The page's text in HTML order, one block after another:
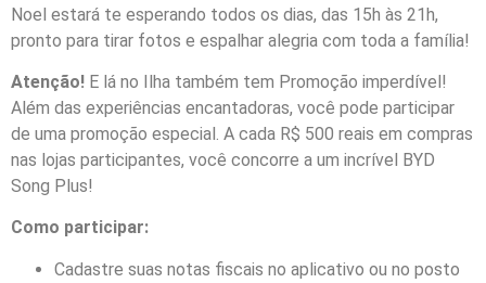
Noel estará te esperando todos os dias, das 15h às 21h,
pronto para tirar fotos e espalhar alegria com toda a família!
Atenção! E lá no Ilha também tem Promoção imperdível!
Além das experiências encantadoras, você pode participar
de uma promoção especial. A cada R$ 500 reais em compras
nas lojas participantes, você concorre a um incrível BYD
Song Plus!
Como participar:
Cadastre suas notas fiscais no aplicativo ou no posto